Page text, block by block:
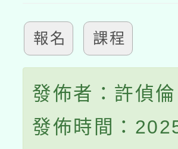
報名 課程
發佈者：許偵倫
發佈時間：